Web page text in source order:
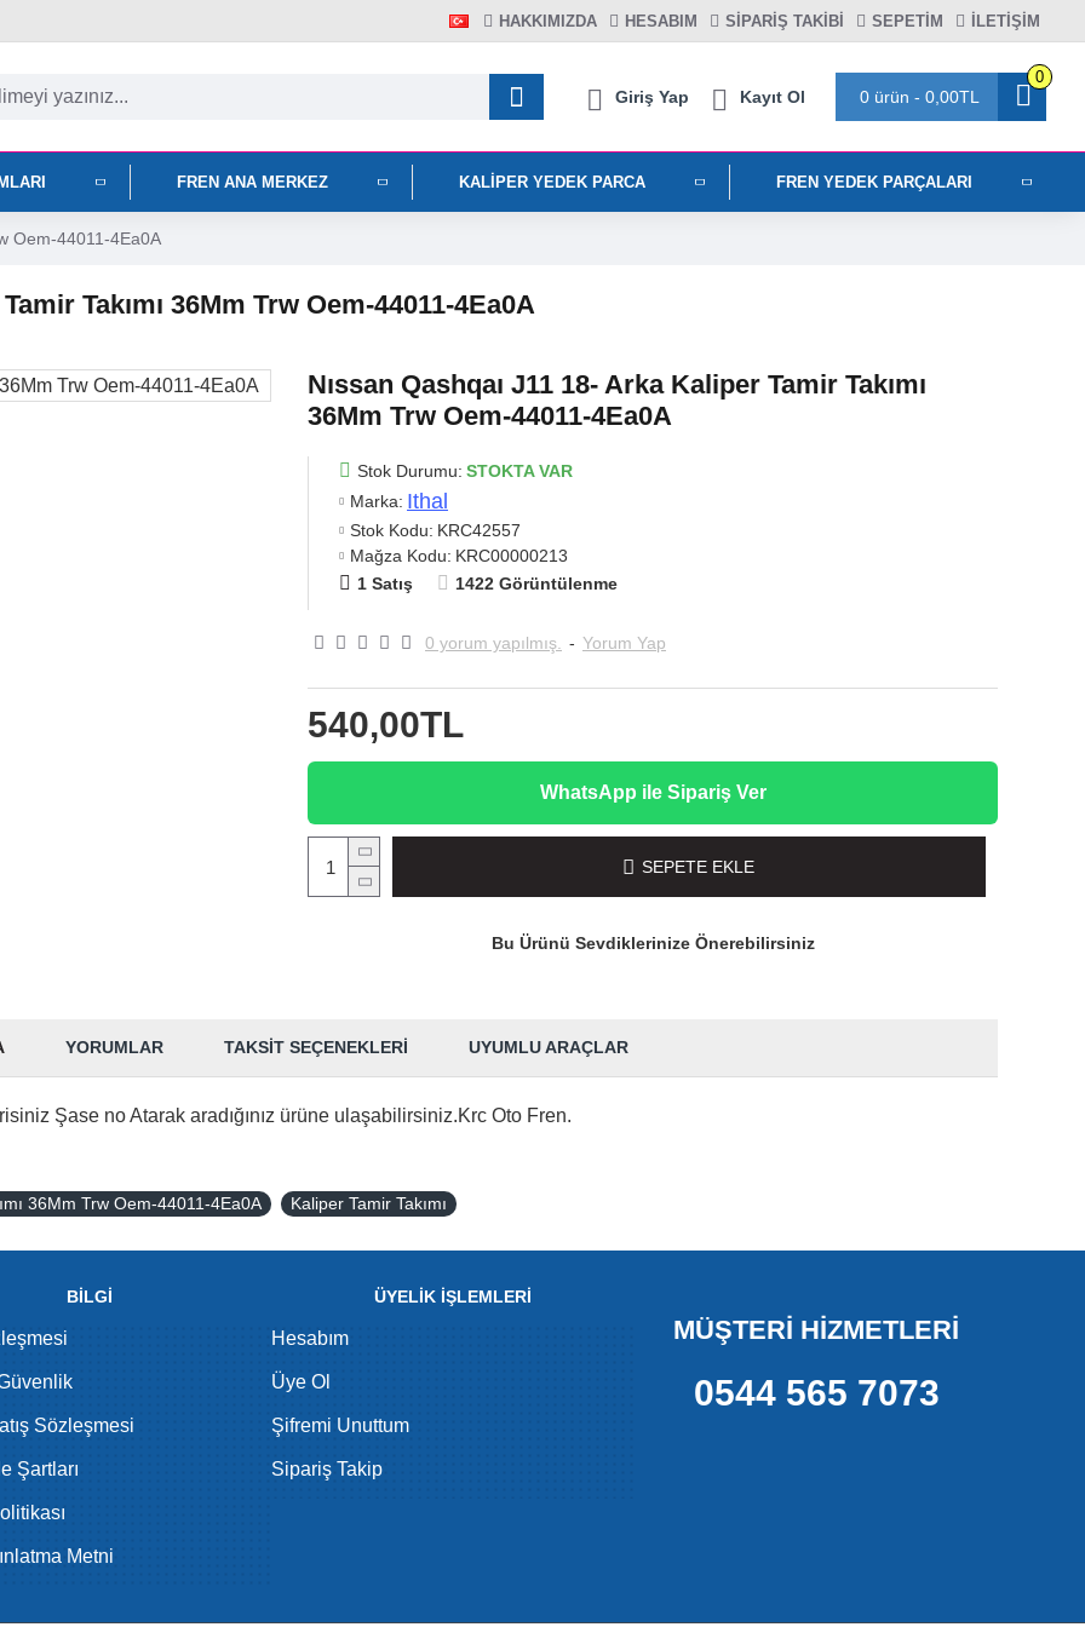
HAKKIMIZDA HESABIM SIPARIŞ TAKIBI SEPETIM İLETİŞİM
Giriş Yap Kayıt Ol 0 ürün - 0,00TL
0
FREN ANA MERKEZ KALIPER YEDEK PARCA FREN YEDEK PARÇALARI
Oem-44011-4Ea0A
Takımı 36Mm Trw Oem-44011-4Ea0A
Nıssan Qashqaı J11 18- Arka Kaliper Tamir Takımı
36Mm Trw Oem-44011-4Ea0A
Stok Durumu: STOKTA VAR
Marka: Ithal
Stok Kodu: KRC42557
Mağza Kodu: KRC00000213
1 Satış
1422 Görüntülenme
0 yorum yapılmış. - Yorum Yap
540,00TL
WhatsApp ile Sipariş Ver
SEPETE EKLE
Bu Ürünü Sevdiklerinize Önerebilirsiniz
YORUMLAR TAKSIT SEÇENEKLERI UYUMLU ARAÇLAR
Şase no Atarak aradığınız ürüne ulaşabilirsiniz.Krc Oto Fren.
36Mm Trw Oem-44011-4Ea0A Kaliper Tamir Takımı
BİLGİ
Sözleşmesi
Şartları
Metni
ÜYELİK İŞLEMLERİ
Hesabım
Üye Ol
Şifremi Unuttum
Sipariş Takip
MÜŞTERİ HİZMETLERİ
0544 565 7073